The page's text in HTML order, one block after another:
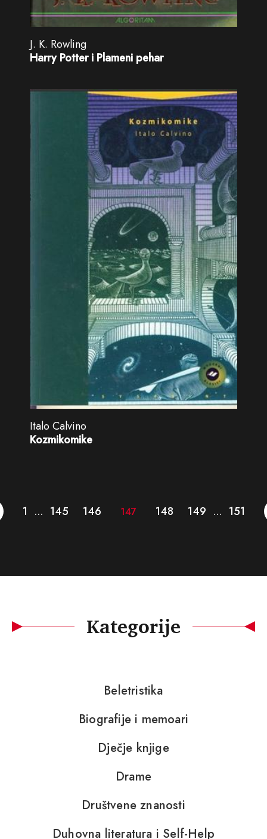
J. K. Rowling
Harry Potter i Plameni pehar
Italo Calvino
Kozmikomike
1 … 145 146 147 148 149 … 151
Kategorije
Beletristika
Biografije i memoari
Dječje knjige
Drame
Društvene znanosti
Duhovna literatura i Self-Help